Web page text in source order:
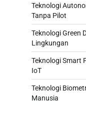
Teknologi
Tanpa Pilot
Teknologi Green
Lingkungan
Teknologi Smart
IoT
Teknologi
Manusia